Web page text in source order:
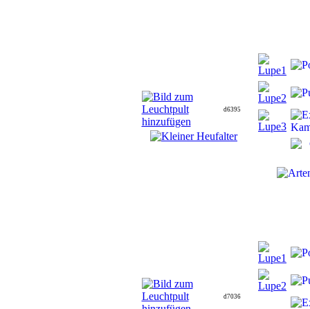
d6395
d7036